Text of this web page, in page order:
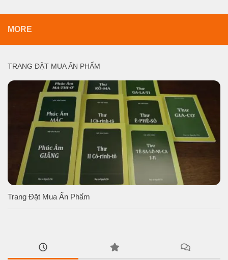
MORE
TRANG ĐẶT MUA ẤN PHẨM
Trang Đặt Mua Ấn Phẩm